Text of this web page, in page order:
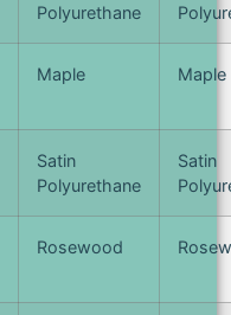
Polyurethane
Maple Maple
Satin
Polyurethane
Satin
Rosewood